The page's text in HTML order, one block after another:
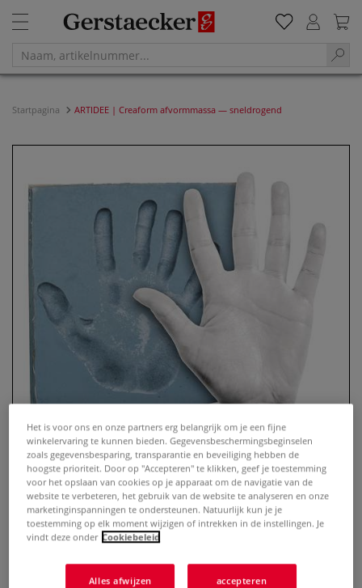
Startpagina ARTIDEE | Creaform afvormmassa — sneldrogend
ARTIDEE | Creaform
afvormmassa — sneldrogend
Het is voor ons en onze partners erg belangrijk om je een fijne
winkelervaring te kunnen bieden. Gegevensbeschermingsbeginselen
zoals gegevensbesparing, transparantie en beveiliging hebben de
hoogste prioriteit. Door op "Accepteren" te klikken, geef je toestemming
voor het opslaan van cookies op je apparaat om de navigatie van de
website te verbeteren, het gebruik van de website te analyseren en onze
marketinginspanningen te ondersteunen. Natuurlijk kun je je
toestemming op elk moment wijzigen of intrekken in de instellingen. Je
vindt deze onder Cookiebeleid
Alles afwijzen accepteren